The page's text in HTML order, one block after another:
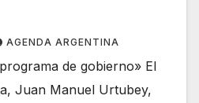
AGENDA ARGENTINA
de gobierno» El
Juan Manuel Urtubey,